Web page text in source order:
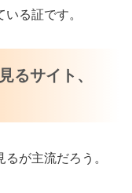
る証です。
るサイト、
が主流だろう。